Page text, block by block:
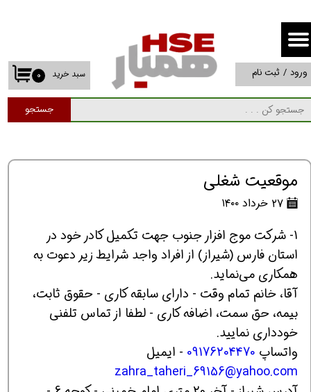
جستجو
۰ سبد خرید ورود / ثبت نام
حساب کاربری من
تغییر گذر واژه
سفارشات
موقعیت شغلی
۲۷ خرداد ۱۴۰۰
1- شرکت موج افزار جنوب جهت تکمیل کادر خود در
استان‌ فارس (شیراز) از افراد واجد شرایط زیر دعوت به
همکاری می‌نماید.
آقا، خانم تمام وقت - دارای سابقه کاری - حقوق ثابت،
بیمه، حق سمت، اضافه کاری - لطفا از تماس تلفنی
خودداری نمایید.
واتساپ 09176204470 - ایمیل
zahra_taheri_69156@yahoo.com